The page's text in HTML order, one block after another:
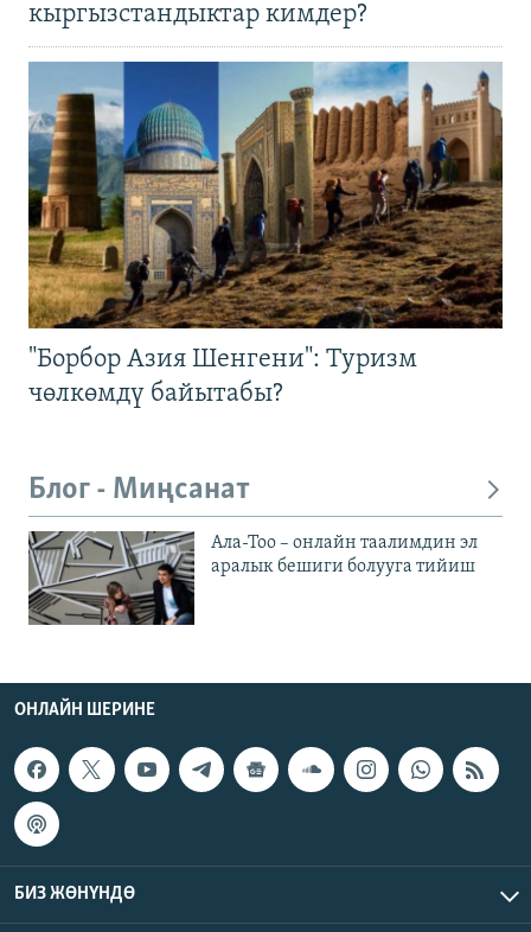
кыргызстандыктар кимдер?
"Борбор Азия Шенгени": Туризм
чөлкөмдү байытабы?
Блог - Миңсанат
Ала-Тоо – онлайн таалимдин эл
аралык бешиги болууга тийиш
ОНЛАЙН ШЕРИНЕ
БИЗ ЖӨНҮНДӨ